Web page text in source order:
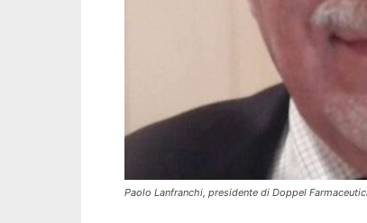
Paolo Lanfranchi, presidente di Doppel